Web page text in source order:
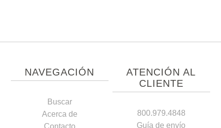
NAVEGACIÓN
Buscar
Acerca de
ATENCIÓN AL
CLIENTE
800.979.4848
Guía de envío